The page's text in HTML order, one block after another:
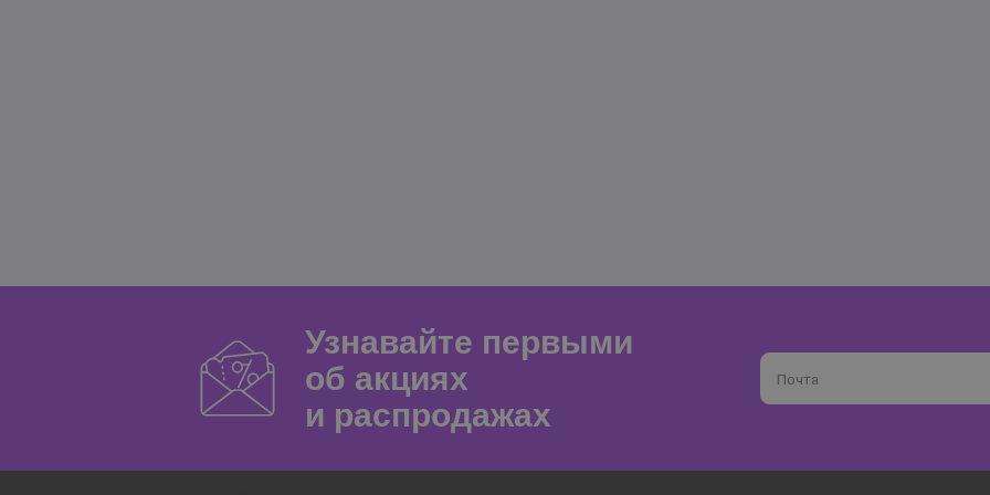
Узнавайте первыми
об акциях
и распродажах
Почта